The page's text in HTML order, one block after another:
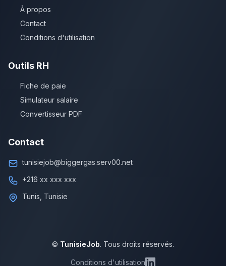
À propos
Contact
Conditions d'utilisation
Outils RH
Fiche de paie
Simulateur salaire
Convertisseur PDF
Contact
tunisiejob@biggergas.serv00.net
+216 xx xxx xxx
Tunis, Tunisie
© TunisieJob. Tous droits réservés.
Conditions d'utilisation